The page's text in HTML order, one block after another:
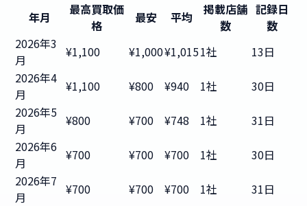
年月
最高買取価
格
最安 平均
掲載店舗
数
記録日
数
2026年3
月
¥1,100 ¥1,000¥1,0151社
13日
2026年4
月
¥1,100 ¥800 ¥940 1社
30日
2026年5
月
¥800 ¥700 ¥748 1社
31日
2026年6
月
¥700 ¥700 ¥700 1社
30日
2026年7
月
¥700 ¥700 ¥700 1社
31日